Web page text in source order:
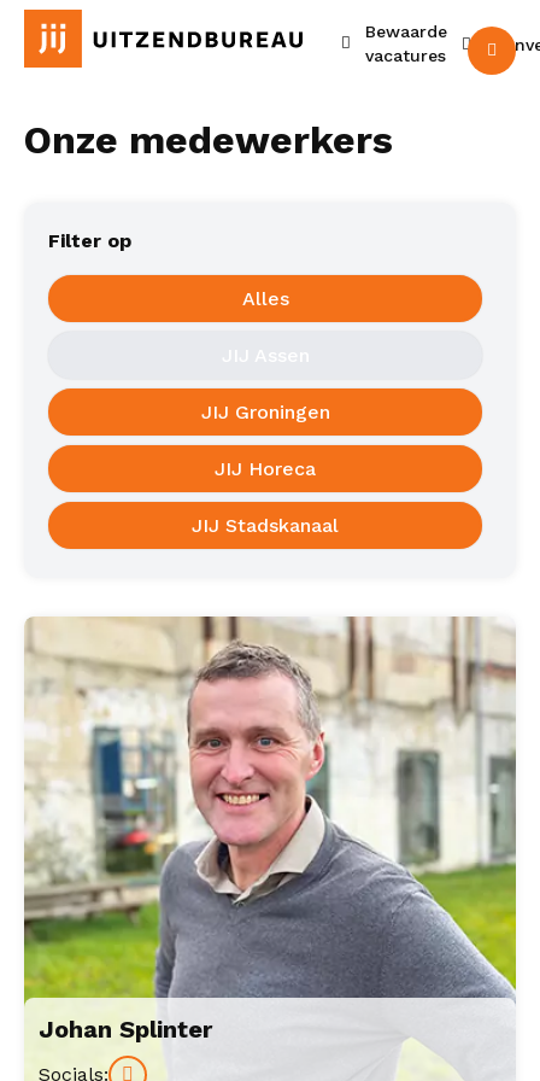
Bewaarde
vacatures
Onze medewerkers
Filter op
Alles
JIJ Groningen
JIJ Horeca
JIJ Stadskanaal
Johan Splinter
Accountmanager
Socials: